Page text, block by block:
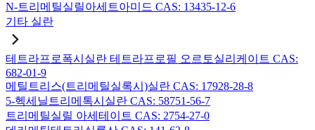
N-트리메틸실릴아세트아미드 CAS: 13435-12-6
기타 실란
테트라프로폭시실란 테트라프로필 오르토실리케이트 CAS:
682-01-9
메틸트리스(트리메틸실록시)실란 CAS: 17928-28-8
5-헥세닐트리메톡시실란 CAS: 58751-56-7
트리메틸실릴 아세테이트 CAS: 2754-27-0